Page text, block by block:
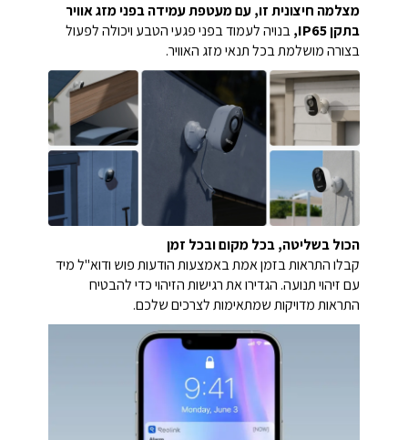
מצלמה חיצונית זו, עם מעטפת עמידה בפני מזג אוויר
בתקן IP65,
בנויה לעמוד בפני פגעי הטבע ויכולה לפעול
בצורה מושלמת בכל תנאי מזג האוויר.
הכול בשליטה, בכל מקום ובכל זמן
קבלו התראות בזמן אמת באמצעות הודעות פוש ודוא"ל מיד
עם זיהוי תנועה. הגדירו את רגישות הזיהוי כדי להבטיח
התראות מדויקות שמתאימות לצרכים שלכם.